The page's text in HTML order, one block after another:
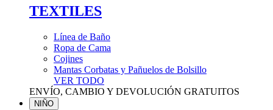
TEXTILES
Línea de Baño
Ropa de Cama
Cojines
Mantas Corbatas y Pañuelos de Bolsillo
VER TODO
ENVÍO, CAMBIO Y DEVOLUCIÓN GRATUITOS
NIÑO